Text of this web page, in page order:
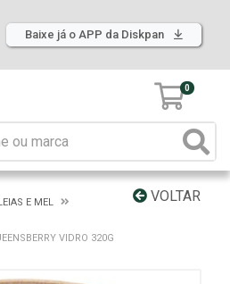
Baixe já o APP da Diskpan
0
VOLTAR
E MEL
VIDRO 320G